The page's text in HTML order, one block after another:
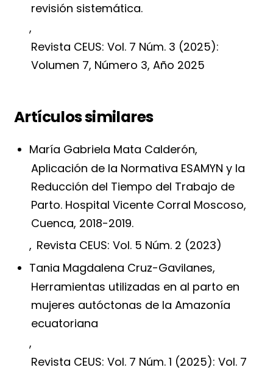
revisión sistemática.
,
Revista CEUS: Vol. 7 Núm. 3 (2025):
Volumen 7, Número 3, Año 2025
Artículos similares
María Gabriela Mata Calderón,
Aplicación de la Normativa ESAMYN y la
Reducción del Tiempo del Trabajo de
Parto. Hospital Vicente Corral Moscoso,
Cuenca, 2018-2019.
, Revista CEUS: Vol. 5 Núm. 2 (2023)
Tania Magdalena Cruz-Gavilanes,
Herramientas utilizadas en al parto en
mujeres autóctonas de la Amazonía
ecuatoriana
,
Revista CEUS: Vol. 7 Núm. 1 (2025): Vol. 7